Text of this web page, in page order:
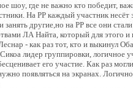
шоу, где не важно кто победит,
На РР каждый участник несёт
другие,но на РР все они стали
ЛА Найта, который для этого и
- как раз тот, кто и выкинул
лидер группировки, логичное
его участие. Как раз
появляться на экранах.